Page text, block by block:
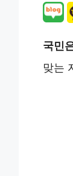
국민
맞는